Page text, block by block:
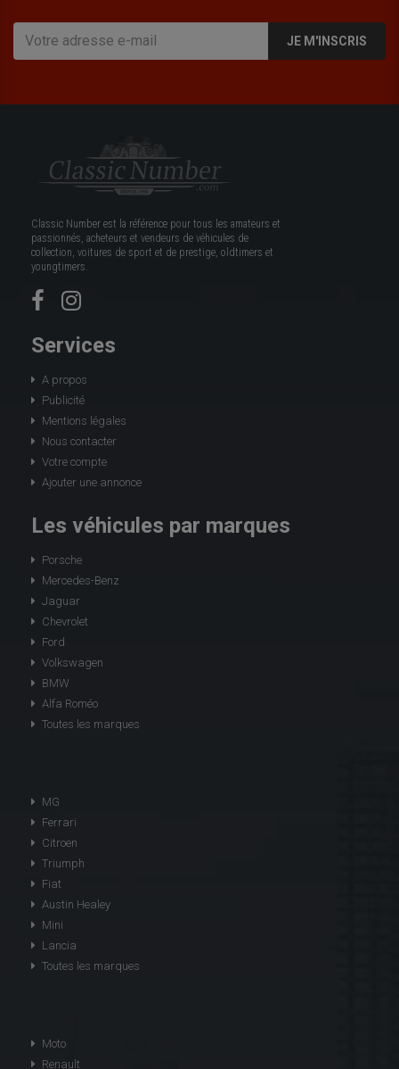
JE M'INSCRIS
Classic Number est la référence pour tous les amateurs et
passionnés, acheteurs et vendeurs de véhicules de
collection, voitures de sport et de prestige, oldtimers et
youngtimers.
Services
A propos
Publicité
Mentions légales
Nous contacter
Votre compte
Ajouter une annonce
Les véhicules par marques
Porsche
Mercedes-Benz
Jaguar
Chevrolet
Ford
Volkswagen
BMW
Alfa Roméo
Toutes les marques
MG
Ferrari
Citroen
Triumph
Fiat
Austin Healey
Mini
Lancia
Toutes les marques
Moto
Renault